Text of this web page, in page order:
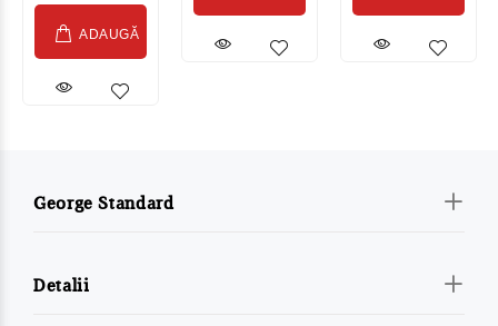
ADAUGĂ
George Standard
Detalii